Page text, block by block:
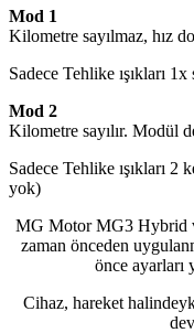
Mod 1
Kilometre sayılmaz, hız
Sadece Tehlike ışıkları
Mod 2
Kilometre sayılır. Modül
Sadece Tehlike ışıkları 2
yok)
MG Motor MG3 Hybrid
zaman önceden
önce ayarları
Cihaz, hareket